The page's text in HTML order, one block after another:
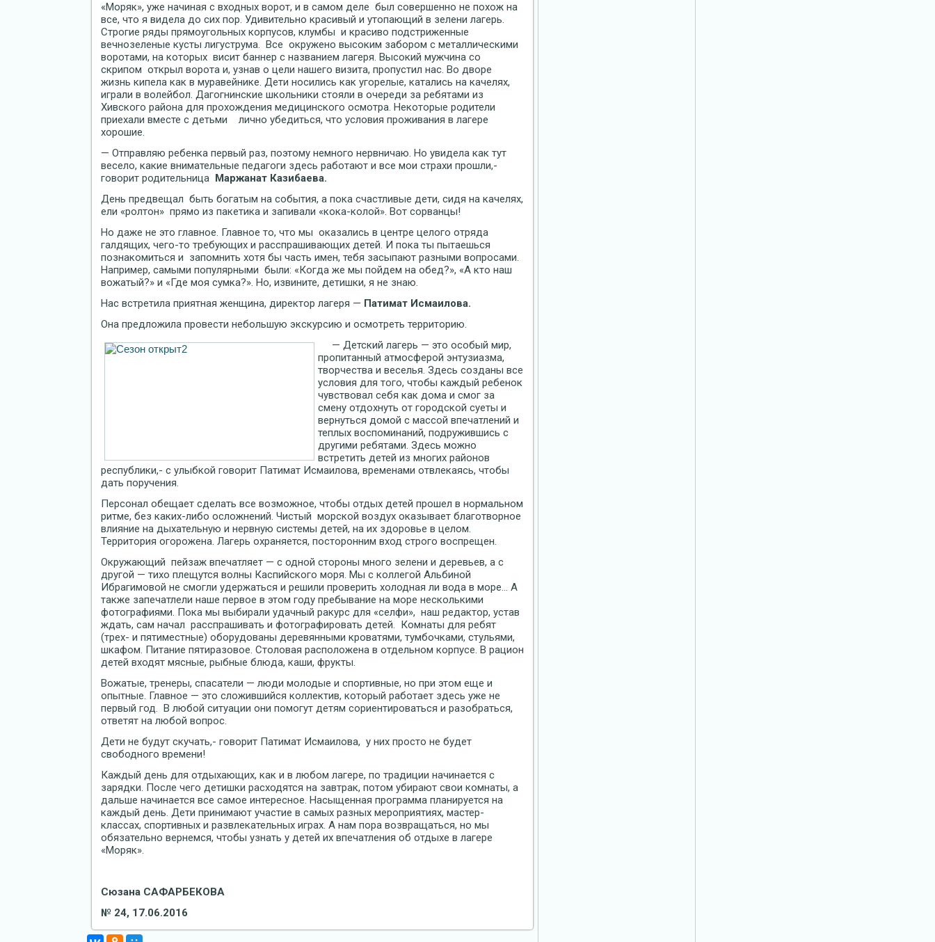
«Моряк», уже начиная с входных ворот, и в самом деле был совершенно не похож на
все, что я видела до сих пор. Удивительно красивый и утопающий в зелени лагерь.
Строгие ряды прямоугольных корпусов, клумбы и красиво подстриженные
вечнозеленые кусты лигуструма. Все окружено высоким забором с металлическими
воротами, на которых висит баннер с названием лагеря. Высокий мужчина со
скрипом открыл ворота и, узнав о цели нашего визита, пропустил нас. Во дворе
жизнь кипела как в муравейнике. Дети носились как угорелые, катались на качелях,
играли в волейбол. Дагогнинские школьники стояли в очереди за ребятами из
Хивского района для прохождения медицинского осмотра. Некоторые родители
приехали вместе с детьми лично убедиться, что условия проживания в лагере
хорошие.
— Отправляю ребенка первый раз, поэтому немного нервничаю. Но увидела как тут
весело, какие внимательные педагоги здесь работают и все мои страхи прошли,-
говорит родительница Маржанат Казибаева.
День предвещал быть богатым на события, а пока счастливые дети, сидя на качелях,
ели «ролтон» прямо из пакетика и запивали «кока-колой». Вот сорванцы!
Но даже не это главное. Главное то, что мы оказались в центре целого отряда
галдящих, чего-то требующих и расспрашивающих детей. И пока ты пытаешься
познакомиться и запомнить хотя бы часть имен, тебя засыпают разными вопросами.
Например, самыми популярными были: «Когда же мы пойдем на обед?», «А кто наш
вожатый?» и «Где моя сумка?». Но, извините, детишки, я не знаю.
Нас встретила приятная женщина, директор лагеря — Патимат Исмаилова.
Она предложила провести небольшую экскурсию и осмотреть территорию.
— Детский лагерь — это особый мир,
пропитанный атмосферой энтузиазма,
творчества и веселья. Здесь созданы все
условия для того, чтобы каждый ребенок
чувствовал себя как дома и смог за
смену отдохнуть от городской суеты и
вернуться домой с массой впечатлений и
теплых воспоминаний, подружившись с
другими ребятами. Здесь можно
встретить детей из многих районов
республики,- с улыбкой говорит Патимат Исмаилова, временами отвлекаясь, чтобы
дать поручения.
Персонал обещает сделать все возможное, чтобы отдых детей прошел в нормальном
ритме, без каких-либо осложнений. Чистый морской воздух оказывает благотворное
влияние на дыхательную и нервную системы детей, на их здоровье в целом.
Территория огорожена. Лагерь охраняется, посторонним вход строго воспрещен.
Окружающий пейзаж впечатляет — с одной стороны много зелени и деревьев, а с
другой — тихо плещутся волны Каспийского моря. Мы с коллегой Альбиной
Ибрагимовой не смогли удержаться и решили проверить холодная ли вода в море… А
также запечатлели наше первое в этом году пребывание на море несколькими
фотографиями. Пока мы выбирали удачный ракурс для «селфи», наш редактор, устав
ждать, сам начал расспрашивать и фотографировать детей. Комнаты для ребят
(трех- и пятиместные) оборудованы деревянными кроватями, тумбочками, стульями,
шкафом. Питание пятиразовое. Столовая расположена в отдельном корпусе. В рацион
детей входят мясные, рыбные блюда, каши, фрукты.
Вожатые, тренеры, спасатели — люди молодые и спортивные, но при этом еще и
опытные. Главное — это сложившийся коллектив, который работает здесь уже не
первый год. В любой ситуации они помогут детям сориентироваться и разобраться,
ответят на любой вопрос.
Дети не будут скучать,- говорит Патимат Исмаилова, у них просто не будет
свободного времени!
Каждый день для отдыхающих, как и в любом лагере, по традиции начинается с
зарядки. После чего детишки расходятся на завтрак, потом убирают свои комнаты, а
дальше начинается все самое интересное. Насыщенная программа планируется на
каждый день. Дети принимают участие в самых разных мероприятиях, мастер-
классах, спортивных и развлекательных играх. А нам пора возвращаться, но мы
обязательно вернемся, чтобы узнать у детей их впечатления об отдыхе в лагере
«Моряк».
Сюзана САФАРБЕКОВА
№ 24, 17.06.2016